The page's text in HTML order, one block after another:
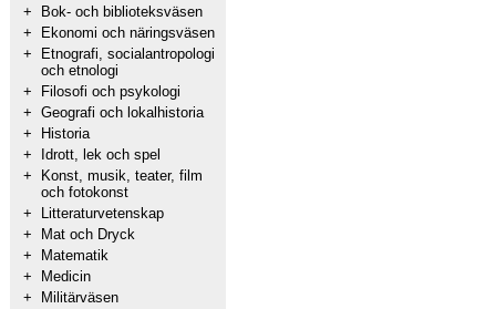
+
Bok- och biblioteksväsen
+
Ekonomi och näringsväsen
+
Etnografi, socialantropologi
och etnologi
+
Filosofi och psykologi
+ Geografi och lokalhistoria
+
Historia
+
Idrott, lek och spel
+
Konst, musik, teater, film
och fotokonst
+
Litteraturvetenskap
+
Mat och Dryck
+
Matematik
+
Medicin
+
Militärväsen